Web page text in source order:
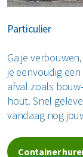
Particulier
Ga je
je eenvoudig
afval zoals
hout. Snel
vandaag nog
Container